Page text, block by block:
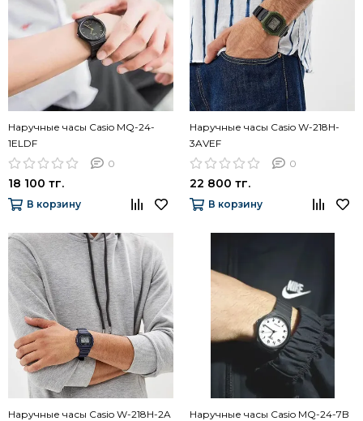
Наручные часы Casio MQ-24-
1ELDF
0
18 100 тг.
В корзину
Наручные часы Casio W-218H-
3AVEF
0
22 800 тг.
В корзину
Наручные часы Casio W-218H-2A Наручные часы Casio MQ-24-7B